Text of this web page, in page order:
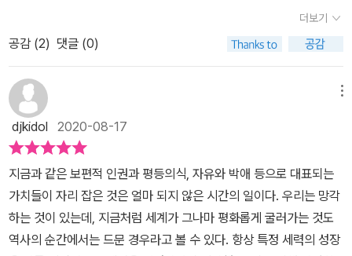
에서의 노예 사망률을 낮추기 위해 중간 항로를 지나는 일수를 줄이
고자 했다. 남성 노예들은 주갑판 아래에 있는 하갑판에 두 명씩 손목
을 설치해 노예가 바다로 뛰어드는 것을 방지했다. 그리고 노예선 안
에는 노예를 구속할 도구도 가득 실려 있었다. 채찍은 노예를 위협하
거나 벌할 때 상시 이용되는 도구였다. 하지만 노예선에서는 빈번하
게 노예들읩 반란이 일어났지만 반란은 진압되고 성공한 반란은 아주
드물었다. 18세기 후반 영국에서는 노예무역과 노예제도에 항거하는
조용한 움직임이 일어나고 있었다. 그 계기는 1772년의 서머싯 사건
으로 북아메리카의 식민지에서 구입한 노예 서머싯을 영국으로 데려
왔고 되팔기 위해 자메이카로 가는 노예선 선장에게 의뢰한다. 그런
큰 제목에는 노예무역이 탄생하게 된 상황인 근대 무역과 노예무역의
필요성 대두, 이런 노예선을 움직이기 위해서 새롭게 등장한 사람들
의 직업과 생활들, 마지막으로 노예무역이 폐지되기까지의 여정을 다
룬 만큼 노예란 신분을 넘어 그들을 싣고 대서양을 누비며 새로운 환
경에 살아갈 수밖에 없었던 아프리카인들의 애환을 그렸다. 흔히 알
던 노예라고 하는 사람들의 인상이 떠오르는 아프리카 사람들 이전에
이미 유럽에서는 전쟁을 통한 포로들을 통해 노예제도를 실행하고 있
었다. 유럽의 이슬람 세력을 막기 위해 최후의 보루였던 그라나다를
비롯한 여러 지역에서 잡힌 이슬람 출신 노예들을 한 예로 들 수 있는
데, 이런 분위기 속에 본격적인 노예를 얻기 위해 선발주자로 나선 국
가는 15세기부터 활약한 포르투갈 상인들이었다. 우리가 알고 있는
더보기
공감 (2) 댓글 (0)
djkidol 2020-08-17
지금과 같은 보편적 인권과 평등의식, 자유와 박애 등으로 대표되는
가치들이 자리 잡은 것은 얼마 되지 않은 시간의 일이다. 우리는 망각
하는 것이 있는데, 지금처럼 세계가 그나마 평화롭게 굴러가는 것도
역사의 순간에서는 드문 경우라고 볼 수 있다. 항상 특정 세력의 성장